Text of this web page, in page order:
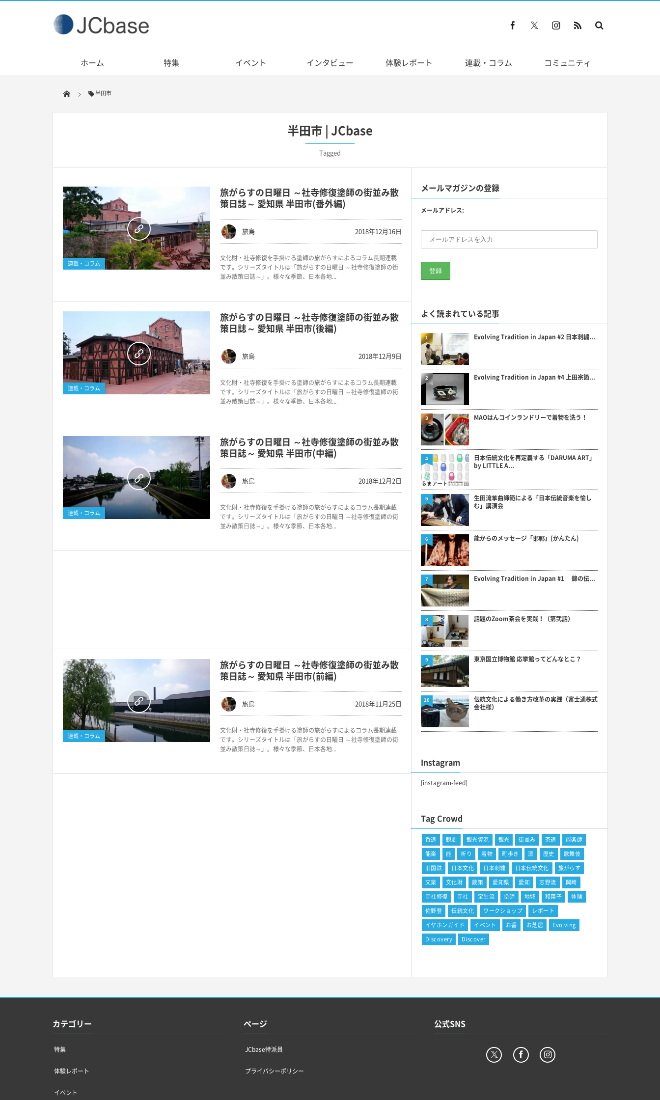
ホーム 特集 イベント インタビュー 体験レポート 連載・コラム コミュニティ
半田市
半田市 | JCbase
Tagged
連載・コラム
旅がらすの日曜日 ～社寺修復塗師の街並み散
策日誌～ 愛知県 半田市(番外編)
旅烏 2018年12月16日
文化財・社寺修復を手掛ける塗師の旅がらすによるコラム長期連載
です。シリーズタイトルは「旅がらすの日曜日 ～社寺修復塗師の街
並み散策日誌～」。様々な季節、日本各地...
連載・コラム
旅がらすの日曜日 ～社寺修復塗師の街並み散
策日誌～ 愛知県 半田市(後編)
旅烏 2018年12月9日
文化財・社寺修復を手掛ける塗師の旅がらすによるコラム長期連載
です。シリーズタイトルは「旅がらすの日曜日 ～社寺修復塗師の街
並み散策日誌～」。様々な季節、日本各地...
連載・コラム
旅がらすの日曜日 ～社寺修復塗師の街並み散
策日誌～ 愛知県 半田市(中編)
旅烏 2018年12月2日
文化財・社寺修復を手掛ける塗師の旅がらすによるコラム長期連載
です。シリーズタイトルは「旅がらすの日曜日 ～社寺修復塗師の街
並み散策日誌～」。様々な季節、日本各地...
連載・コラム
旅がらすの日曜日 ～社寺修復塗師の街並み散
策日誌～ 愛知県 半田市(前編)
旅烏 2018年11月25日
文化財・社寺修復を手掛ける塗師の旅がらすによるコラム長期連載
です。シリーズタイトルは「旅がらすの日曜日 ～社寺修復塗師の街
並み散策日誌～」。様々な季節、日本各地...
メールマガジンの登録
メールアドレス:
よく読まれている記事
Evolving Tradition in Japan #2 日本刺繍...
1
Evolving Tradition in Japan #4 上田宗箇...
2
MAOはんコインランドリーで着物を洗う！
3
日本伝統文化を再定義する「DARUMA ART」
by LITTLE A...
4
生田流箏曲師範による「日本伝統音楽を愉し
む」講演会
5
能からのメッセージ「邯鄲」(かんたん)
6
Evolving Tradition in Japan #1 錦の伝...
7
話題のZoom茶会を実践！（第弐話）
8
東京国立博物館 応挙館ってどんなとこ？
9
伝統文化による働き方改革の実践（富士通株式
会社様）
10
Instagram
[instagram-feed]
Tag Crowd
香道 観劇 観光資源 観光 街並み 茶道
能楽師
能楽
能 祈り 着物 町歩き 漆 歴史
歌舞伎
旧国鉄
日本文化 日本刺繍 日本伝統文化
旅がらす
文楽
文化財 散策 愛知県 愛知 志野流
岡崎
寺社修復
寺社 宝生流 塗師 地域 和菓子
体験
佐野登
伝統文化 ワークショップ
レポート
イヤホンガイド
イベント お香 お芝居
Evolving
Discovery
Discover
カテゴリー
特集
体験レポート
イベント
ページ
JCbase特派員
プライバシーポリシー
公式SNS